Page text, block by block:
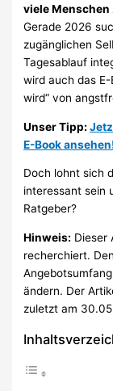
viele Menschen
Gerade 2026
zugänglichen
Tagesablauf
wird auch das E-
wird“ von
Unser Tipp:
E-Book
Doch lohnt sich
interessant sein
Ratgeber?
Hinweis: Dieser
recherchiert.
ändern. Der
zuletzt am